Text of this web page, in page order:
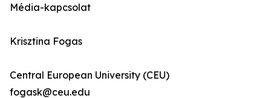
Média-kapcsolat
Krisztina Fogas
Central European University (CEU)
fogask@ceu.edu